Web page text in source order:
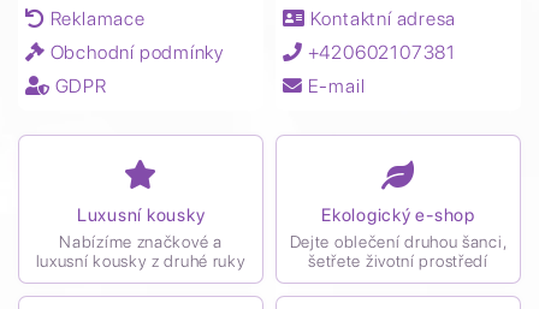
Reklamace
Obchodní podmínky
GDPR
Kontaktní adresa
+420602107381
E-mail
Luxusní kousky
Nabízíme značkové a
luxusní kousky z druhé ruky
Ekologický e-shop
Dejte oblečení druhou šanci,
šetřete životní prostředí